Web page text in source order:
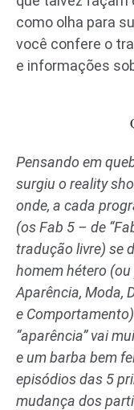
como olha para
você confere o
e informações
Pensando em
surgiu o reality
onde, a cada
(os Fab 5 – de
tradução livre) se
homem hétero
Aparência, Moda,
e
“aparência” vai
e um barba bem
episódios das 5
mudança dos